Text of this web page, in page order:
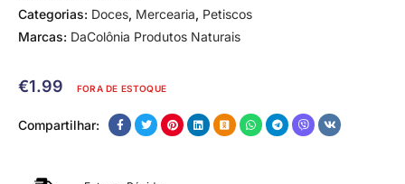
Categorias: Doces, Mercearia, Petiscos
Marcas: DaColônia Produtos Naturais
€1.99 FORA DE ESTOQUE
Compartilhar: